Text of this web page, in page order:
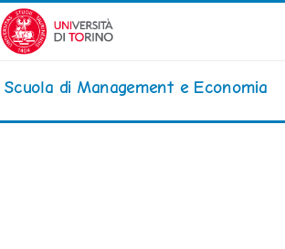
Vai al contenuto principale
Scuola di Management e Economia